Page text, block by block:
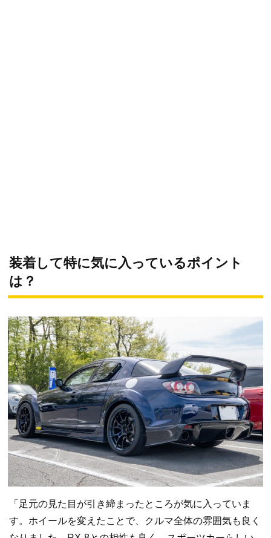
装着して特に気に入っているポイント
は？
「足元の見た目が引き締まったところが気に入っていま
す。ホイールを変えたことで、クルマ全体の雰囲気も良く